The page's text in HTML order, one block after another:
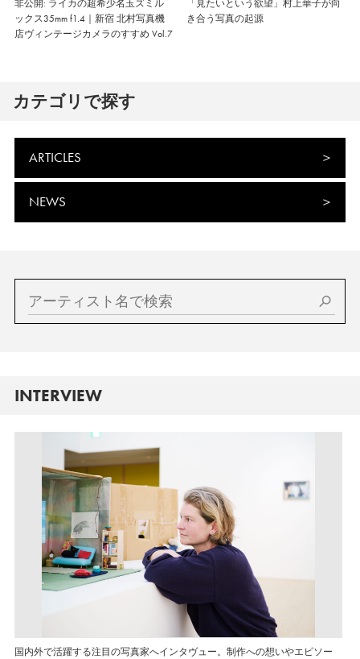
非公開: ライカの超希少名玉ズミル
ックス35mm f1.4｜新宿 北村写真機
店ヴィンテージカメラのすすめ Vol.7
「見たいという欲望」村上華子が向
き合う写真の起源
カテゴリで探す
ARTICLES
NEWS
INTERVIEW
国内外で活躍する注目の写真家へインタヴュー。制作への想いやエピソー